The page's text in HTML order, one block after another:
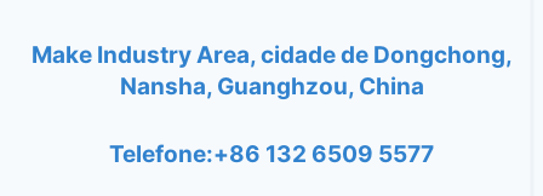
Make Industry Area, cidade de Dongchong,
Nansha, Guanghzou, China
Telefone:+86 132 6509 5577